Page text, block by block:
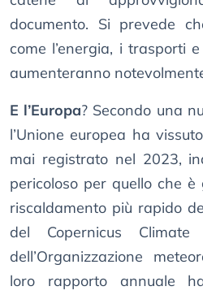
documento. Si prevede
come l’energia, i trasporti
aumenteranno
E l’Europa? Secondo una
l’Unione europea ha
mai registrato nel 2023,
pericoloso per quello che
riscaldamento più rapido
del Copernicus
dell’Organizzazione
loro rapporto annuale